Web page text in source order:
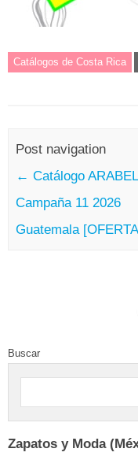
Catálogos de Costa Rica
Post navigation
← Catálogo
Campaña 11 2026
Guatemala
Buscar
Zapatos y Moda